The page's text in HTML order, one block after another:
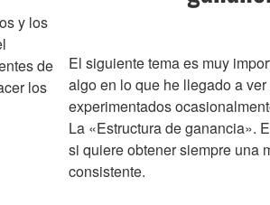
y los
de
los
El siguiente tema es muy
algo en lo que he llegado a
experimentados
La «Estructura de ganancia».
si quiere obtener siempre una
consistente.